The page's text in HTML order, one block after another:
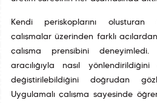
Kendi periskoplarını oluşturan
çalışmalar üzerinden farklı
çalışma prensibini deneyimledi.
aracılığıyla nasıl
değiştirilebildiğini doğrudan
Uygulamalı çalışma sayesinde